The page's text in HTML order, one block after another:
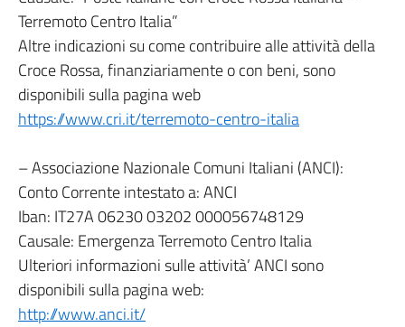
Terremoto Centro Italia”
Altre indicazioni su come contribuire alle attività della
Croce Rossa, finanziariamente o con beni, sono
disponibili sulla pagina web
https://www.cri.it/terremoto-centro-italia
– Associazione Nazionale Comuni Italiani (ANCI):
Conto Corrente intestato a: ANCI
Iban: IT27A 06230 03202 000056748129
Causale: Emergenza Terremoto Centro Italia
Ulteriori informazioni sulle attività’ ANCI sono
disponibili sulla pagina web:
http://www.anci.it/